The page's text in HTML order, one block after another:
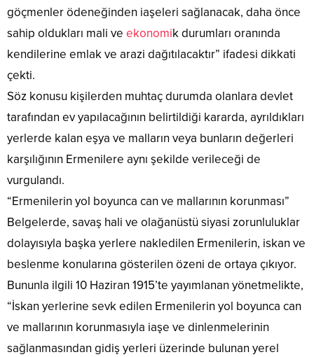
göçmenler ödeneğinden iaşeleri sağlanacak, daha önce
sahip oldukları mali ve ekonomik durumları oranında
kendilerine emlak ve arazi dağıtılacaktır” ifadesi dikkati
çekti.
Söz konusu kişilerden muhtaç durumda olanlara devlet
tarafından ev yapılacağının belirtildiği kararda, ayrıldıkları
yerlerde kalan eşya ve malların veya bunların değerleri
karşılığının Ermenilere aynı şekilde verileceği de
vurgulandı.
“Ermenilerin yol boyunca can ve mallarının korunması”
Belgelerde, savaş hali ve olağanüstü siyasi zorunluluklar
dolayısıyla başka yerlere nakledilen Ermenilerin, iskan ve
beslenme konularına gösterilen özeni de ortaya çıkıyor.
Bununla ilgili 10 Haziran 1915’te yayımlanan yönetmelikte,
“İskan yerlerine sevk edilen Ermenilerin yol boyunca can
ve mallarının korunmasıyla iaşe ve dinlenmelerinin
sağlanmasından gidiş yerleri üzerinde bulunan yerel